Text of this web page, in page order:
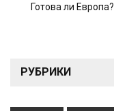
Готова ли Европа?
РУБРИКИ